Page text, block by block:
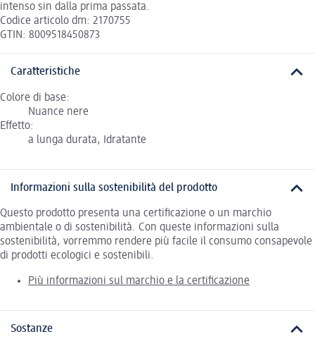
intenso sin dalla prima passata.
Codice articolo dm: 2170755
GTIN: 8009518450873
Caratteristiche
Colore di base:
Nuance nere
Effetto:
a lunga durata, Idratante
Informazioni sulla sostenibilità del prodotto
Questo prodotto presenta una certificazione o un marchio
ambientale o di sostenibilità. Con queste informazioni sulla
sostenibilità, vorremmo rendere più facile il consumo consapevole
di prodotti ecologici e sostenibili.
Più informazioni sul marchio e la certificazione
Sostanze